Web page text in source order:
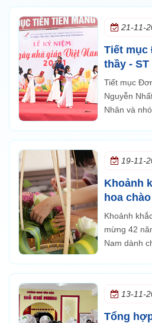
21-11-
Tiết
thầy -
- Tiếng
nhóm
11A14 -
Tiết mục
Nguyễn
Nhân và
19-11-
Khoảnh
hoa
ngày
dành
Thủ Đức
Khoảnh
mừng 42
Nam dành
13-11-
Tổng